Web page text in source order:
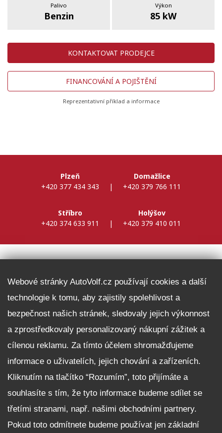
Palivo
Benzin
Výkon
85 kW
KONTAKTOVAT PRODEJCE
FINANCOVÁNÍ A POJIŠTĚNÍ
Reprezentativní příklad a informace
Plzeň
+420 377 434 343
|
Domažlice
+420 379 766 111
Stříbro
+420 374 633 911
|
Holýšov
+420 379 410 011
Fleet program Škoda
Nabídka zaměstnání
Facebook
Reklamační řád
Zásady zpracování osobních údajů pro zákazníky
Upozornění pro věřitele a společníky na jejich práva
Nastavení cookies
Webové stránky AutoVolf.cz používají cookies a další
technologie k tomu, aby zajistily spolehlivost a
bezpečnost našich stránek, sledovaly jejich výkonnost
a zprostředkovaly personalizovaný nákupní zážitek a
cílenou reklamu. Za tímto účelem shromažďujeme
informace o uživatelích, jejich chování a zařízeních.
Kliknutím na tlačítko “Rozumím”, toto přijímáte a
souhlasíte s tím, že tyto informace budeme sdílet se
třetími stranami, např. našimi obchodními partnery.
Pokud toto odmítnete budeme používat jen základní